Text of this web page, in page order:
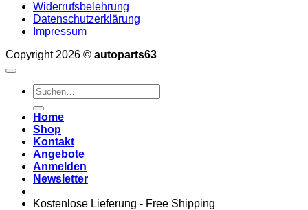
Widerrufsbelehrung
Datenschutzerklärung
Impressum
Copyright 2026 © autoparts63
Suchen
nach:
Home
Shop
Kontakt
Angebote
Anmelden
Newsletter
Kostenlose Lieferung - Free Shipping